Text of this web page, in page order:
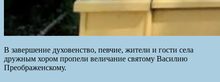
В завершение духовенство, певчие, жители и гости села
дружным хором пропели величание святому Василию
Преображенскому.